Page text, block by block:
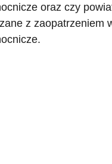
oraz czy
z zaopatrzeniem